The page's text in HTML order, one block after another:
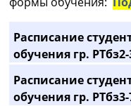
Расписание
обучения гр.
Расписание
обучения гр.